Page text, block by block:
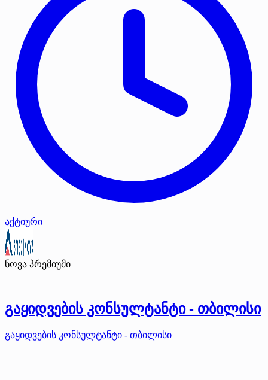
აქტიური
ნოვა პრემიუმი
გაყიდვების კონსულტანტი - თბილისი
გაყიდვების კონსულტანტი - თბილისი